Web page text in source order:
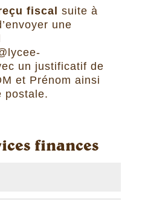
fiscal
suite à
une
un justificatif de
et Prénom ainsi
postale.
finances